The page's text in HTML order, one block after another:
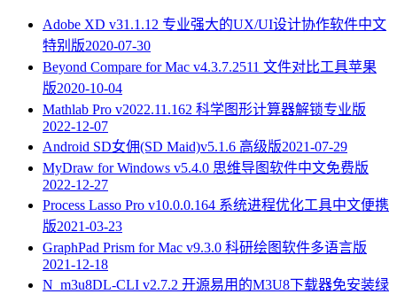
Adobe XD v31.1.12 专业强大的UX/UI设计协作软件中文
特别版2020-07-30
Beyond Compare for Mac v4.3.7.2511 文件对比工具苹果
版2020-10-04
Mathlab Pro v2022.11.162 科学图形计算器解锁专业版
2022-12-07
Android SD女佣(SD Maid)v5.1.6 高级版2021-07-29
MyDraw for Windows v5.4.0 思维导图软件中文免费版
2022-12-27
Process Lasso Pro v10.0.0.164 系统进程优化工具中文便携
版2021-03-23
GraphPad Prism for Mac v9.3.0 科研绘图软件多语言版
2021-12-18
N_m3u8DL-CLI v2.7.2 开源易用的M3U8下载器免安装绿